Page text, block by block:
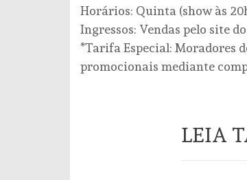
Horários: Quinta (show às
Ingressos: Vendas pelo site
*Tarifa Especial: Moradores
promocionais mediante
LEIA